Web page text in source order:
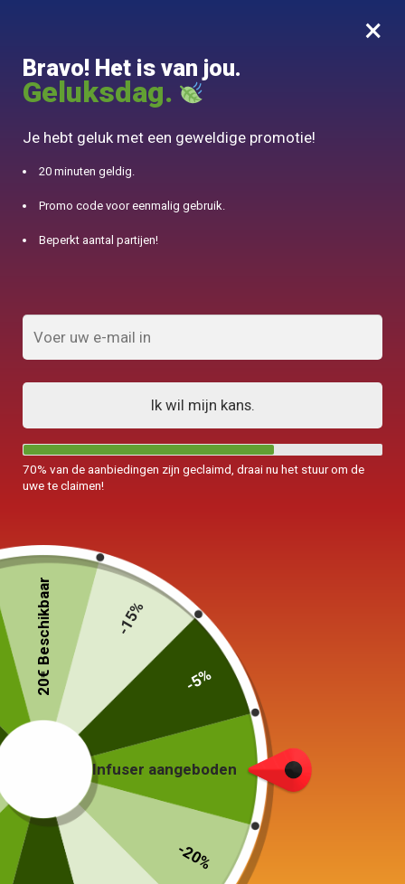
0
10% aangeboden voor 50€ aankopen met DJINN-code10
Waterkoker in Fonte
MUJI theepot 950ml
19 in voorraad
In winkelwagen
×
Bravo! Het is van jou.
Geluksdag.
Je hebt geluk met een geweldige promotie!
20 minuten geldig.
Promo code voor eenmalig gebruik.
Beperkt aantal partijen!
Ik wil mijn kans.
70% van de aanbiedingen zijn geclaimd, draai nu het stuur om de
uwe te claimen!
Infuser aangeboden
-20%
20€ Beschikbaar -15%
-5%